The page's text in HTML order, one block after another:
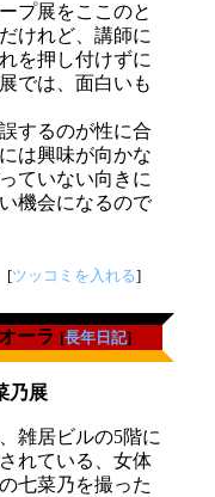
プ展をここのと
けれど、講師に
を押し付けずに
では、面白いも
するのが性に合
は興味が向かな
ていない向きに
機会になるので
[ツッコミを入れる]
ーラ [長年日記]
乃展
雑居ビルの5階に
れている、女体
七菜乃を撮った